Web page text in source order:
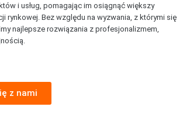
i usług, pomagając im osiągnąć większy
rynkowej. Bez względu na wyzwania, z którymi się
najlepsze rozwiązania z profesjonalizmem,
z nami